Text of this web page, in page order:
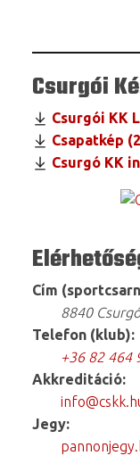
Csurgói
Csurgói KK
Csapatkép
Csurgó KK
Cím
8840 Csurgó,
Telefon (klub):
+36 82 464
Akkreditáció:
Jegy: